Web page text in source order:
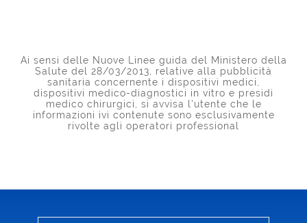
Ai sensi delle Nuove Linee guida del Ministero della
Salute del 28/03/2013, relative alla pubblicità
sanitaria concernente i dispositivi medici,
dispositivi medico-diagnostici in vitro e presidi
medico chirurgici, si avvisa l'utente che le
informazioni ivi contenute sono esclusivamente
rivolte agli operatori professional